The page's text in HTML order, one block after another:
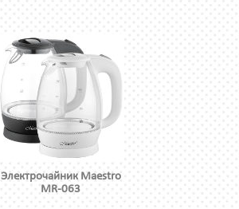
Электрочайник Maestro
MR-063